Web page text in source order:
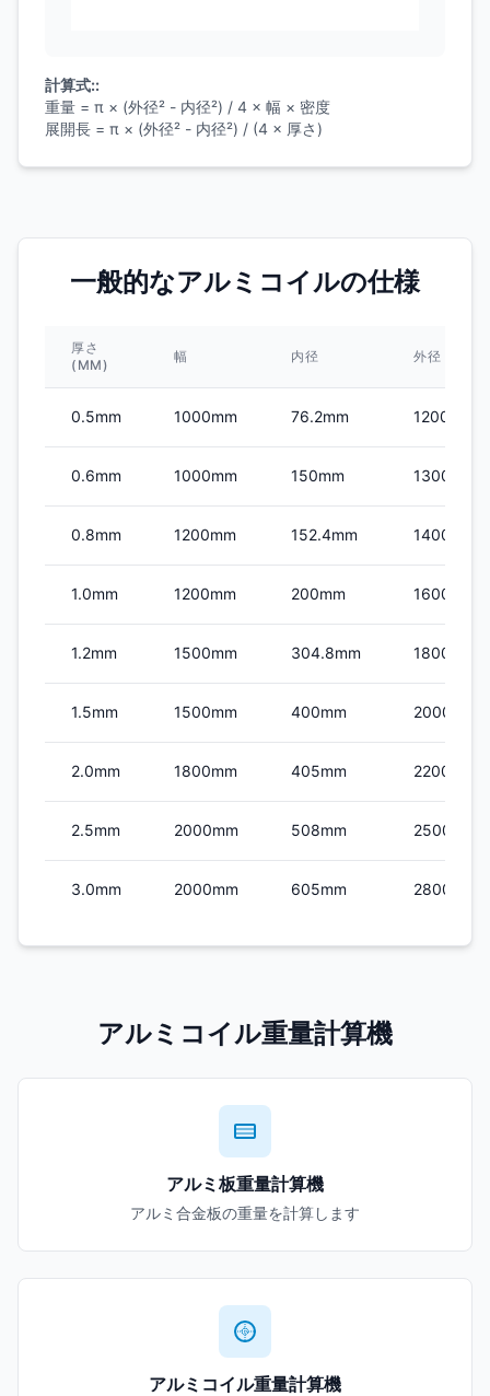
計算式::
重量 = π × (外径² - 内径²) / 4 × 幅 × 密度
展開長 = π × (外径² - 内径²) / (4 × 厚さ)
一般的なアルミコイルの仕様
厚さ
(MM)
幅 内径 外径
0.5mm 1000mm 76.2mm 1200mm
0.6mm 1000mm 150mm 1300mm
0.8mm 1200mm 152.4mm 1400mm
1.0mm 1200mm 200mm 1600mm
1.2mm 1500mm 304.8mm 1800mm
1.5mm 1500mm 400mm 2000mm
2.0mm 1800mm 405mm 2200mm
2.5mm 2000mm 508mm 2500mm
3.0mm 2000mm 605mm 2800mm
アルミコイル重量計算機
アルミ板重量計算機
アルミ合金板の重量を計算します
アルミコイル重量計算機